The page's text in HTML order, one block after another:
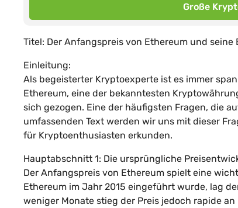
Große
Titel: Der Anfangspreis von Ethereum und
Einleitung:
Als begeisterter Kryptoexperte ist es immer
Ethereum, eine der bekanntesten
sich gezogen. Eine der häufigsten Fragen, die
umfassenden Text werden wir uns mit dieser
für Kryptoenthusiasten erkunden.
Hauptabschnitt 1: Die ursprüngliche
Der Anfangspreis von Ethereum spielt eine
Ethereum im Jahr 2015 eingeführt wurde, lag
weniger Monate stieg der Preis jedoch rapide